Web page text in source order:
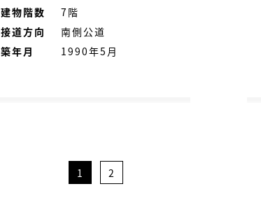
建物階数
7階
接道方向
南側公道
築年月
1990年5月
1 2